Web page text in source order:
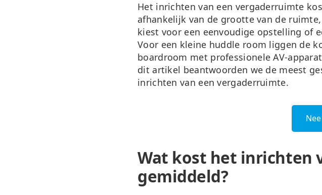
Het inrichten van een vergaderruimte
afhankelijk van de grootte van de
kiest voor een eenvoudige opstelling of
Voor een kleine huddle room liggen de
boardroom met professionele AV-
dit artikel beantwoorden we de meest
inrichten van een vergaderruimte.
Wat kost het inrichten
gemiddeld?